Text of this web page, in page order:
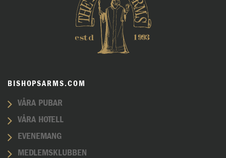
BISHOPSARMS.COM
VÅRA PUBAR
VÅRA HOTELL
EVENEMANG
MEDLEMSKLUBBEN